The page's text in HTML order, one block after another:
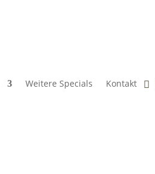
Weitere Specials Kontakt